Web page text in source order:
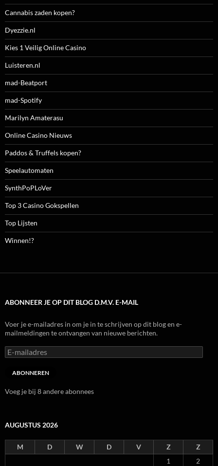
Cannabis zaden kopen?
Dyezzie.nl
Kies 1 Veilig Online Casino
Luisteren.nl
mad-Beatport
mad-Spotify
Marilyn Amaterasu
Online Casino Nieuws
Paddos & Truffels kopen?
Speelautomaten
SynthPoPLoVer
Top 3 Casino Gokspellen
Top Lijsten
Winnen!?
ABONNEER JE OP DIT BLOG D.M.V. E-MAIL
Voer je e-mailadres in om je in te schrijven op dit blog en e-
mailmeldingen te ontvangen van nieuwe berichten.
E-
mailadres
ABONNEREN
Voeg je bij 8 andere abonnees
AUGUSTUS 2026
M D W D V Z
Z
1
2